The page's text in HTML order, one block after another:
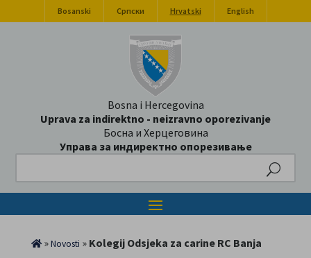
Bosanski Српски Hrvatski English
Bosna i Hercegovina
Uprava za indirektno - neizravno oporezivanje
Босна и Херцеговина
Управа за индиректно опорезивање
»Novosti » Kolegij Odsjeka za carine RC Banja